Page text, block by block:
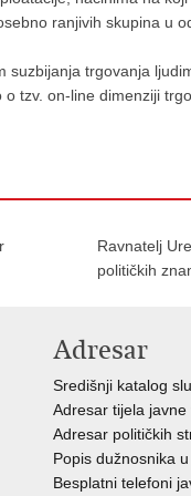
ranjivih skupina u
trgovanja
tzv. on-line dimenziji
Ravnatelj
političkih
Adresar
Središnji katalog
Adresar tijela javne
Adresar političkih
Popis dužnosnika u
Besplatni telefoni